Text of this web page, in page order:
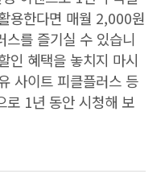
용한다면 매월 2,000원
스를 즐기실 수 있습니
인 혜택을 놓치지 마시
사이트 피클플러스 등
로 1년 동안 시청해 보